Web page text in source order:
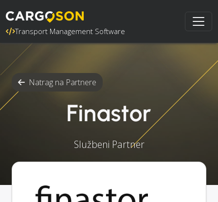
Transport Management Software
Natrag na Partnere
Finastor
Službeni Partner